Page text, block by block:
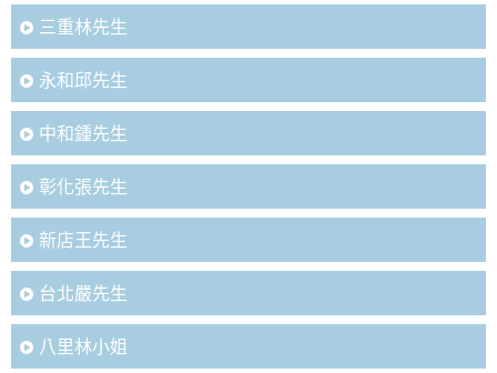
三重林先生
永和邱先生
中和鍾先生
彰化張先生
新店王先生
台北嚴先生
八里林小姐